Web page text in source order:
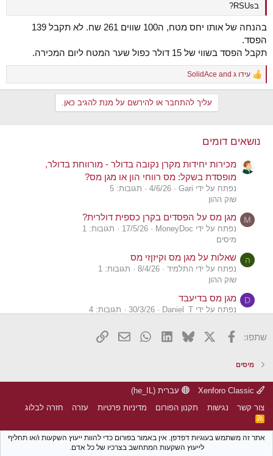
בRSUs?
בהנחה של אותו יחס מטח, ה100 שווים 261 שח. לא תקבל 139
הפסד.
תקבל הפסד בשווי של 15 דולר כפול שער המטח ליום המכירה.
R
e
i
n
עידו ג SolidAce
עליך להתחבר או להירשם על מנת להגיב כאן.
נושאים דומים
מכירות יחידות מקרן נקובה בדולר - מורווחת בדולר,
מופסדת בשקל: מס רווחי הון או מגן מס?
נפתח על ידי Gari 4/6/26
תגובות: 5
שוק ההון
M מגן מס על הפסדים בקרן כספית דולרית?
נפתח על ידי MoneyDoc 17/5/26
תגובות: 1
מיסים
ה שאלות על מגן מס וקיזןזי מס
נפתח על ידי התלמיד 8/4/26
תגובות: 1
שוק ההון
D מגן מס בדיעבד
נפתח על ידי Daniel_T 30/3/26
תגובות: 4
R טעות של הברוקר בחישוב מגן מס בנייר של איישרס
A
נפתח על ידי Akruze 1/2/26
תגובות: 6
נפתח על ידי Costanza 25/12/25
תגובות: 11
שוק ההון
שתפו: פייסבוק
X
Bluesky
LinkedIn
WhatsApp
דואר אלקטרוני
הוסף קישור
מיסים
עברית (he_IL)
צור קשר
נגישות תקנון הפורום מדיניות פרטיות עזרה חזרה לבלוג
R
S
אתר זה משתמש בעוגיות דפדפן. אין באמור בפורום כדי להוות ייעוץ השקעות ו/או תחליף
לייעוץ השקעות המתחשב בצרכיו של כל אדם.